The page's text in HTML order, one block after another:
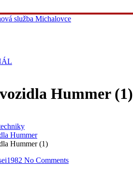
Hummer (1)
Hummer
Hummer (1)
No Comments